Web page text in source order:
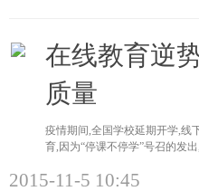
在线教育逆
质量
疫情期间,全国学校延期开学,线
育,因为“停课不停学”号召的发
2015-11-5 10:45